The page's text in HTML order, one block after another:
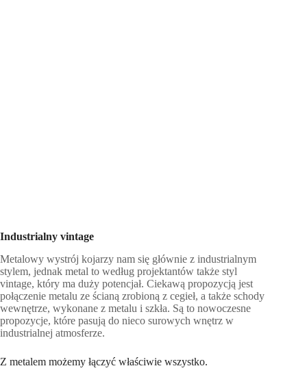
Industrialny vintage
Metalowy wystrój kojarzy nam się głównie z industrialnym
stylem, jednak metal to według projektantów także styl
vintage, który ma duży potencjał. Ciekawą propozycją jest
połączenie metalu ze ścianą zrobioną z cegieł, a także schody
wewnętrze, wykonane z metalu i szkła. Są to nowoczesne
propozycje, które pasują do nieco surowych wnętrz w
industrialnej atmosferze.
Z metalem możemy łączyć właściwie wszystko.